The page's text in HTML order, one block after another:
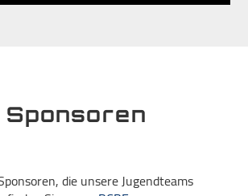
die unsere Jugendteams